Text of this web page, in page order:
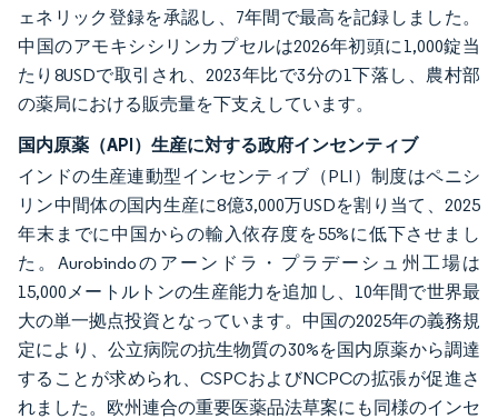
ェネリック登録を承認し、7年間で最高を記録しました。
中国のアモキシシリンカプセルは2026年初頭に1,000錠当
たり8USDで取引され、2023年比で3分の1下落し、農村部
の薬局における販売量を下支えしています。
国内原薬（API）生産に対する政府インセンティブ
インドの生産連動型インセンティブ（PLI）制度はペニシ
リン中間体の国内生産に8億3,000万USDを割り当て、2025
年末までに中国からの輸入依存度を55%に低下させまし
た。Aurobindoのアーンドラ・プラデーシュ州工場は
15,000メートルトンの生産能力を追加し、10年間で世界最
大の単一拠点投資となっています。中国の2025年の義務規
定により、公立病院の抗生物質の30%を国内原薬から調達
することが求められ、CSPCおよびNCPCの拡張が促進さ
れました。欧州連合の重要医薬品法草案にも同様のインセ